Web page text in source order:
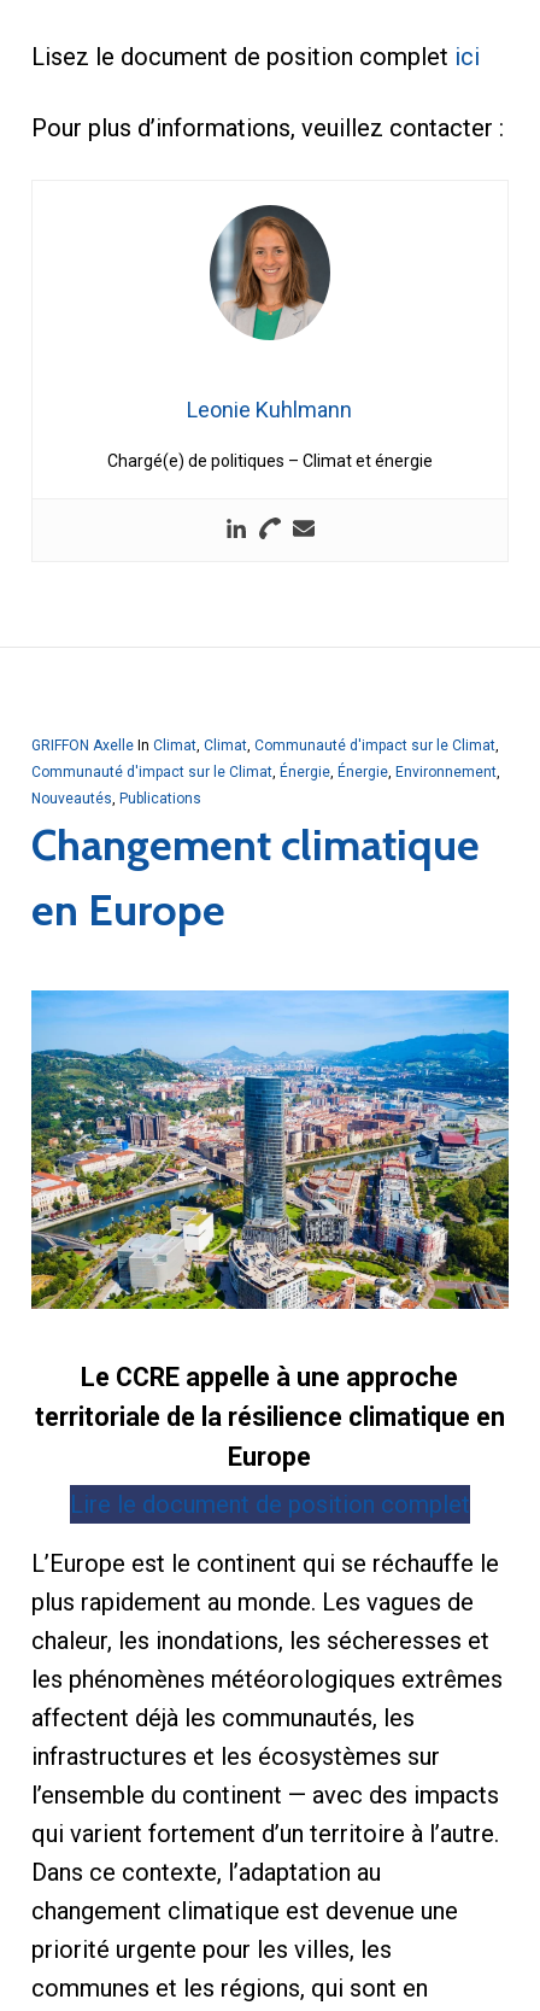
Lisez le document de position complet ici
Pour plus d’informations, veuillez contacter :
Leonie Kuhlmann
Chargé(e) de politiques – Climat et énergie
GRIFFON Axelle In Climat, Climat, Communauté d'impact sur le Climat,
Communauté d'impact sur le Climat, Énergie, Énergie, Environnement,
Nouveautés, Publications
Changement climatique
en Europe
Le CCRE appelle à une approche
territoriale de la résilience climatique en
Europe
Lire le document de position complet
L’Europe est le continent qui se réchauffe le
plus rapidement au monde. Les vagues de
chaleur, les inondations, les sécheresses et
les phénomènes météorologiques extrêmes
affectent déjà les communautés, les
infrastructures et les écosystèmes sur
l’ensemble du continent — avec des impacts
qui varient fortement d’un territoire à l’autre.
Dans ce contexte, l’adaptation au
changement climatique est devenue une
priorité urgente pour les villes, les
communes et les régions, qui sont en